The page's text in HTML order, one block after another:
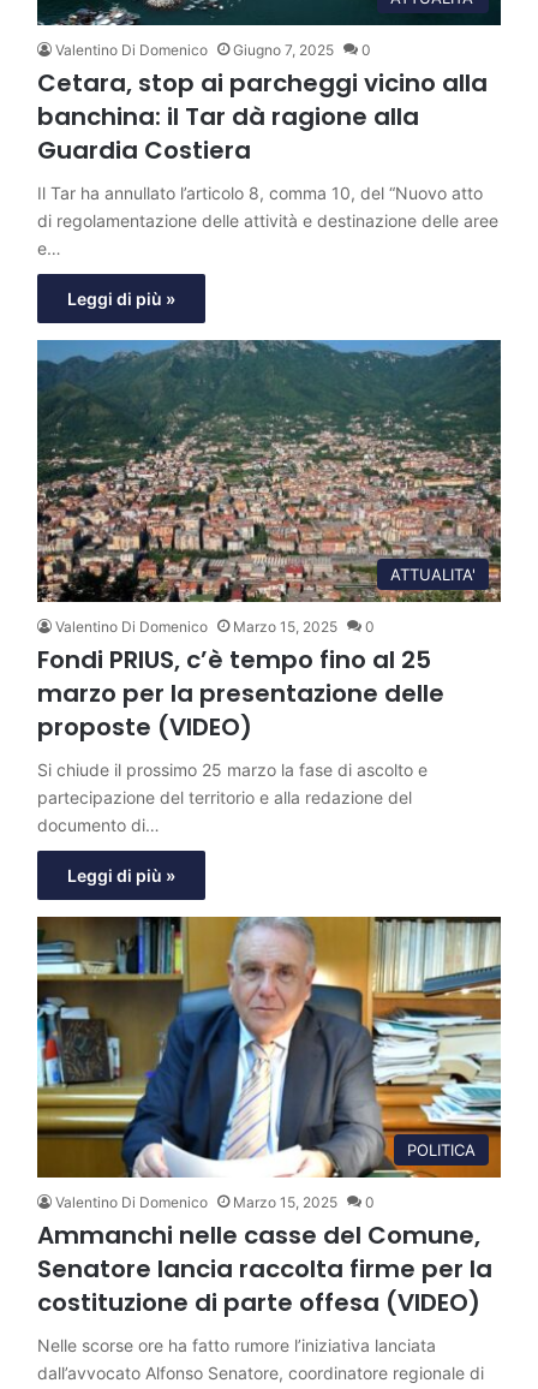
Valentino Di Domenico Giugno 7, 2025 0
Cetara, stop ai parcheggi vicino alla
banchina: il Tar dà ragione alla
Guardia Costiera
Il Tar ha annullato l’articolo 8, comma 10, del “Nuovo atto
di regolamentazione delle attività e destinazione delle aree
e…
Leggi di più »
ATTUALITA'
Valentino Di Domenico Marzo 15, 2025 0
Fondi PRIUS, c’è tempo fino al 25
marzo per la presentazione delle
proposte (VIDEO)
Si chiude il prossimo 25 marzo la fase di ascolto e
partecipazione del territorio e alla redazione del
documento di…
Leggi di più »
POLITICA
Valentino Di Domenico Marzo 15, 2025 0
Ammanchi nelle casse del Comune,
Senatore lancia raccolta firme per la
costituzione di parte offesa (VIDEO)
Nelle scorse ore ha fatto rumore l’iniziativa lanciata
dall’avvocato Alfonso Senatore, coordinatore regionale di